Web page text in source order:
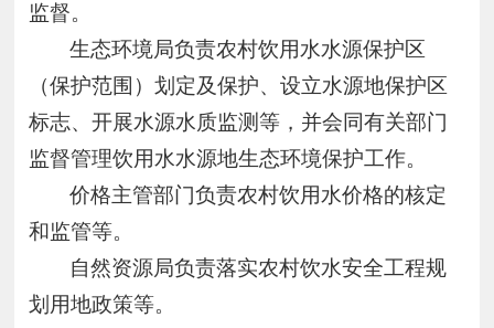
监督。
生态环境局负责农村饮用水水源保护区
（保护范围）划定及保护、设立水源地保护区
标志、开展水源水质监测等，并会同有关部门
监督管理饮用水水源地生态环境保护工作。
价格主管部门负责农村饮用水价格的核定
和监管等。
自然资源局负责落实农村饮水安全工程规
划用地政策等。